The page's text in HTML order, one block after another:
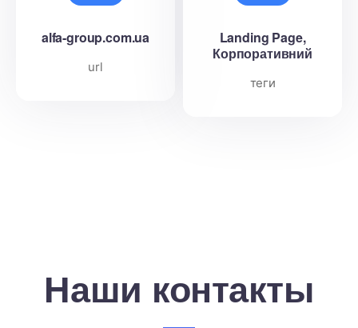
alfa-group.com.ua
url
Landing Page,
Корпоративний
теги
Наши контакты